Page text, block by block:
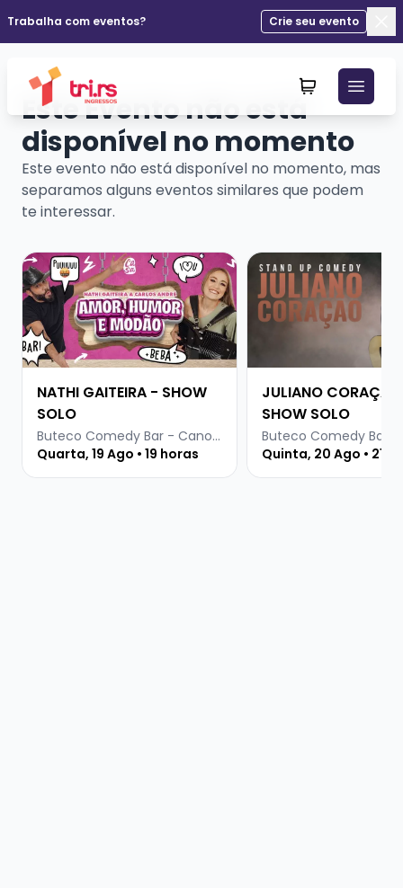
Trabalha com eventos?
Crie seu evento
Este Evento não está
disponível no momento
Este evento não está disponível no momento, mas
separamos alguns eventos similares que podem
te interessar.
Veja mais sobre NATHI GAITEIRA - SHOW SOLO
NATHI GAITEIRA - SHOW
SOLO
Buteco Comedy Bar - Canoas
Quarta, 19 Ago • 19 horas
Veja mais sobre
JULIANO
SHOW SOLO
Quinta, 20 Ago •